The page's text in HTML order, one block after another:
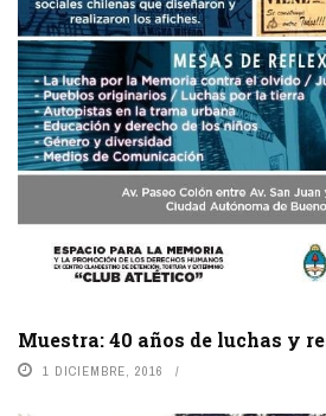
Muestra: 40 años de luchas y
1 DICIEMBRE, 2016